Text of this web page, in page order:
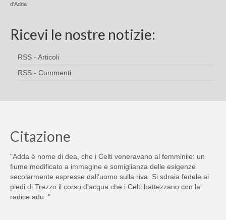
d'Adda
Ricevi le nostre notizie:
RSS - Articoli
RSS - Commenti
Citazione
"Adda è nome di dea, che i Celti veneravano al femminile: un
fiume modificato a immagine e somiglianza delle esigenze
secolarmente espresse dall'uomo sulla riva. Si sdraia fedele ai
piedi di Trezzo il corso d'acqua che i Celti battezzano con la
radice adu.."